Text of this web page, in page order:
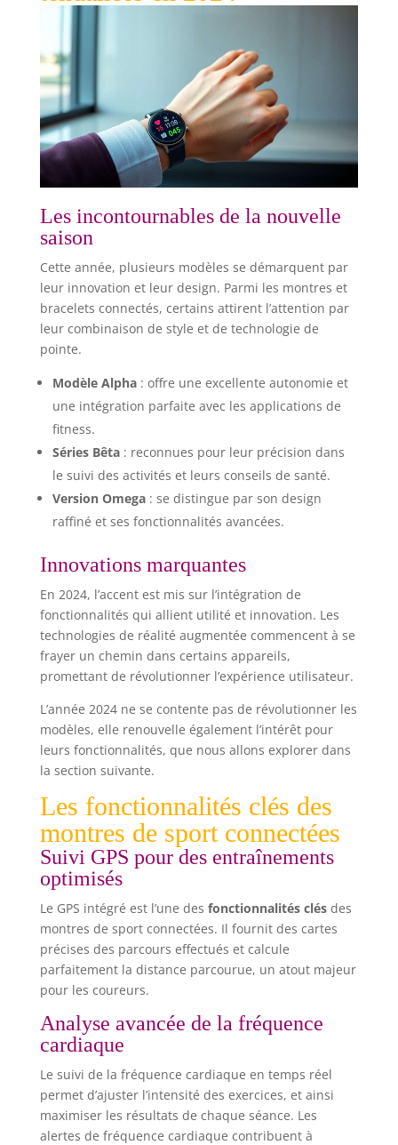
Les incontournables de la nouvelle
saison
Cette année, plusieurs modèles se démarquent par
leur innovation et leur design. Parmi les montres et
bracelets connectés, certains attirent l’attention par
leur combinaison de style et de technologie de
pointe.
Modèle Alpha: offre une excellente autonomie et
une intégration parfaite avec les applications de
fitness.
Séries Bêta: reconnues pour leur précision dans
le suivi des activités et leurs conseils de santé.
Version Omega: se distingue par son design
raffiné et ses fonctionnalités avancées.
Innovations marquantes
En 2024, l’accent est mis sur l’intégration de
fonctionnalités qui allient utilité et innovation. Les
technologies de réalité augmentée commencent à se
frayer un chemin dans certains appareils,
promettant de révolutionner l’expérience utilisateur.
L’année 2024 ne se contente pas de révolutionner les
modèles, elle renouvelle également l’intérêt pour
leurs fonctionnalités, que nous allons explorer dans
la section suivante.
Les fonctionnalités clés des
montres de sport connectées
Suivi GPS pour des entraînements
optimisés
Le GPS intégré est l’une des fonctionnalités clésdes
montres de sport connectées. Il fournit des cartes
précises des parcours effectués et calcule
parfaitement la distance parcourue, un atout majeur
pour les coureurs.
Analyse avancée de la fréquence
cardiaque
Le suivi de la fréquence cardiaque en temps réel
permet d’ajuster l’intensité des exercices, et ainsi
maximiser les résultats de chaque séance. Les
alertes de fréquence cardiaque contribuent à